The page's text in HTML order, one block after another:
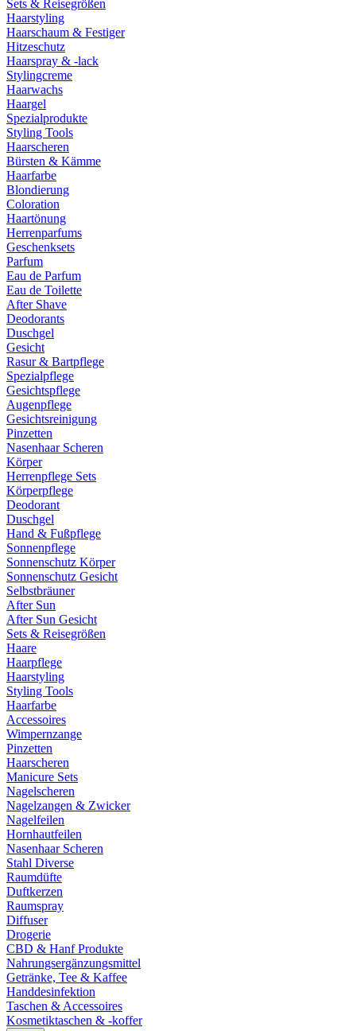
Sets & Reisegrößen
Haarstyling
Haarschaum & Festiger
Hitzeschutz
Haarspray & -lack
Stylingcreme
Haarwachs
Haargel
Spezialprodukte
Styling Tools
Haarscheren
Bürsten & Kämme
Haarfarbe
Blondierung
Coloration
Haartönung
Herrenparfums
Geschenksets
Parfum
Eau de Parfum
Eau de Toilette
After Shave
Deodorants
Duschgel
Gesicht
Rasur & Bartpflege
Spezialpflege
Gesichtspflege
Augenpflege
Gesichtsreinigung
Pinzetten
Nasenhaar Scheren
Körper
Herrenpflege Sets
Körperpflege
Deodorant
Duschgel
Hand & Fußpflege
Sonnenpflege
Sonnenschutz Körper
Sonnenschutz Gesicht
Selbstbräuner
After Sun
After Sun Gesicht
Sets & Reisegrößen
Haare
Haarpflege
Haarstyling
Styling Tools
Haarfarbe
Accessoires
Wimpernzange
Pinzetten
Haarscheren
Manicure Sets
Nagelscheren
Nagelzangen & Zwicker
Nagelfeilen
Hornhautfeilen
Nasenhaar Scheren
Stahl Diverse
Raumdüfte
Duftkerzen
Raumspray
Diffuser
Drogerie
CBD & Hanf Produkte
Nahrungsergänzungsmittel
Getränke, Tee & Kaffee
Handdesinfektion
Taschen & Accessoires
Kosmetiktaschen & -koffer